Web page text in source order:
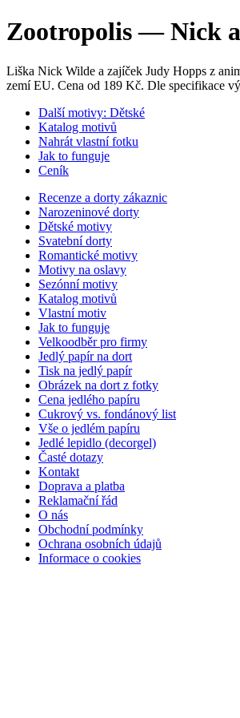
Zootropolis — Nick
Liška Nick Wilde a zajíček Judy Hopps z
zemí EU. Cena od 189 Kč. Dle specifikace
Další motivy: Dětské
Katalog motivů
Nahrát vlastní fotku
Jak to funguje
Ceník
Recenze a dorty zákaznic
Narozeninové dorty
Dětské motivy
Svatební dorty
Romantické motivy
Motivy na oslavy
Sezónní motivy
Katalog motivů
Vlastní motiv
Jak to funguje
Velkoodběr pro firmy
Jedlý papír na dort
Tisk na jedlý papír
Obrázek na dort z fotky
Cena jedlého papíru
Cukrový vs. fondánový list
Vše o jedlém papíru
Jedlé lepidlo (decorgel)
Časté dotazy
Kontakt
Doprava a platba
Reklamační řád
O nás
Obchodní podmínky
Ochrana osobních údajů
Informace o cookies